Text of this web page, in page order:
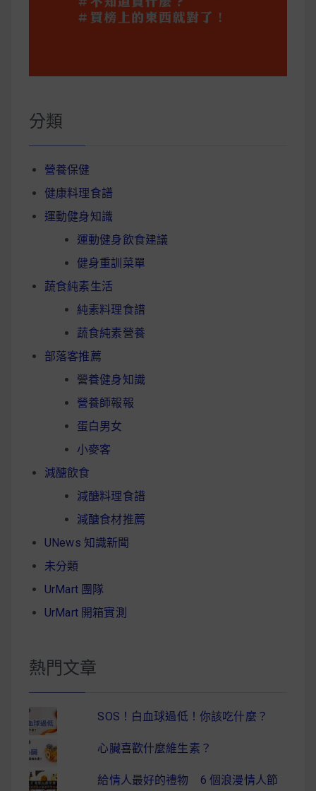
分類
營養保健
健康料理食譜
運動健身知識
運動健身飲食建議
健身重訓菜單
蔬食純素生活
純素料理食譜
蔬食純素營養
部落客推薦
營養健身知識
營養師報報
蛋白男女
小麥客
減醣飲食
減醣料理食譜
減醣食材推薦
UNews 知識新聞
未分類
UrMart 團隊
UrMart 開箱實測
熱門文章
SOS！白血球過低！你該吃什麼？
心臟喜歡什麼維生素？
給情人最好的禮物 6 個浪漫情人節